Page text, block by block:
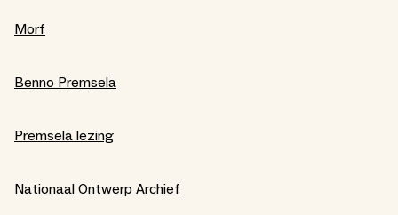
Morf
Benno Premsela
Premsela lezing
Nationaal Ontwerp Archief